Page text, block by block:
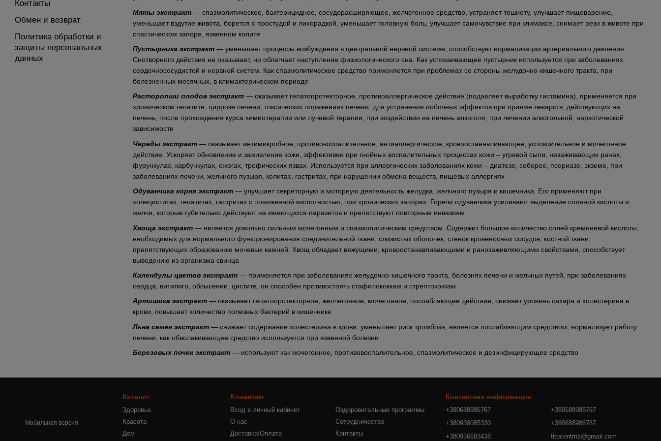
Мяты экстракт — спазмолитическое, бактерицидное, сосудорасширяющее, желчегонное средство, устраняет тошноту, улучшает пищеварение,
уменьшает вздутие живота, борется с простудой и лихорадкой, уменьшает головную боль, улучшает самочувствие при климаксе, снимает рези в животе при
спастическом запоре, язвенном колите
Пустырника экстракт — уменьшает процессы возбуждения в центральной нервной системе, способствует нормализации артериального давления.
Снотворного действия не оказывает, но облегчает наступление физиологического сна. Как успокаивающее пустырник используется при заболеваниях
сердечнососудистой и нервной систем. Как спазмолитическое средство применяется при проблемах со стороны желудочно-кишечного тракта, при
болезненных месячных, в климактерическом периоде
Расторопши плодов экстракт — оказывает гепатопротекторное, противоаллергическое действие (подавляет выработку гистамина), применяется при
хроническом гепатите, циррозе печени, токсических поражениях печени, для устранения побочных эффектов при приеме лекарств, действующих на
печень, после прохождения курса химиотерапии или лучевой терапии, при воздействии на печень алкоголя, при лечении алкогольной, наркотической
зависимости
Череды экстракт — оказывает антимикробное, противовоспалительное, антиаллергическое, кровоостанавливающее, успокоительное и мочегонное
действие. Ускоряет обновление и заживление кожи, эффективен при гнойных воспалительных процессах кожи – угревой сыпи, незаживающих ранах,
фурункулах, карбункулах, ожогах, трофических язвах. Используется при аллергических заболеваниях кожи – диатезе, себорее, псориазе, экземе, при
заболеваниях печени, желчного пузыря, колитах, гастритах, при нарушении обмена веществ, пищевых аллергиях
Одуванчика корня экстракт — улучшает секреторную и моторную деятельность желудка, желчного пузыря и кишечника. Его применяют при
холециститах, гепатитах, гастритах с пониженной кислотностью, при хронических запорах. Горечи одуванчика усиливают выделение соляной кислоты и
желчи, которые губительно действуют на имеющихся паразитов и препятствуют повторным инвазиям
Хвоща экстракт — является довольно сильным мочегонным и спазмолитическим средством. Содержит большое количество солей кремниевой кислоты,
необходимых для нормального функционирования соединительной ткани, слизистых оболочек, стенок кровеносных сосудов, костной ткани,
препятствующих образованию мочевых камней. Хвощ обладает вяжущими, кровоостанавливающими и ранозаживляющими свойствами, способствует
выведению из организма свинца
Календулы цветов экстракт — применяется при заболеваниях желудочно-кишечного тракта, болезнях печени и желчных путей, при заболеваниях
сердца, витилиго, облысении, цистите, он способен противостоять стафилококкам и стрептококкам
Артишока экстракт — оказывает гепатопротекторное, желчегонное, мочегонное, послабляющее действие, снижает уровень сахара и холестерина в
крови, повышает количество полезных бактерий в кишечнике
Льна семян экстракт — снижает содержание холестерина в крови, уменьшает риск тромбоза, является послабляющим средством, нормализует работу
печени, как обволакивающее средство используется при язвенной болезни
Березовых почек экстракт — используют как мочегонное, противовоспалительное, спазмолитическое и дезинфицирующее средство
Контакты
Обмен и возврат
Политика обработки и
защиты персональных
данных
Мобильная версия
Каталог
Здоровье
Красота
Дом
Клиентам
Вход в личный кабинет
О нас
Доставка/Оплата
Оздоровительные программы
Сотрудничество
Контакты
Контактная информация
+380688986767
+380938085330
+380956683438
+380688986767
+380688986767
fitocentrnz@gmail.com